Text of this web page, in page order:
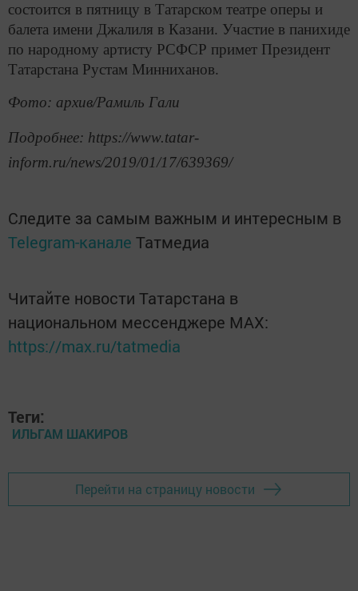
состоится в пятницу в Татарском театре оперы и
балета имени Джалиля в Казани. Участие в панихиде
по народному артисту РСФСР примет Президент
Татарстана Рустам Минниханов.
Фото: архив/Рамиль Гали
Подробнее: https://www.tatar-
inform.ru/news/2019/01/17/639369/
Следите за самым важным и интересным в
Telegram-канале Татмедиа
Читайте новости Татарстана в
национальном мессенджере MАХ:
https://max.ru/tatmedia
Теги:
ИЛЬГАМ ШАКИРОВ
Перейти на страницу новости